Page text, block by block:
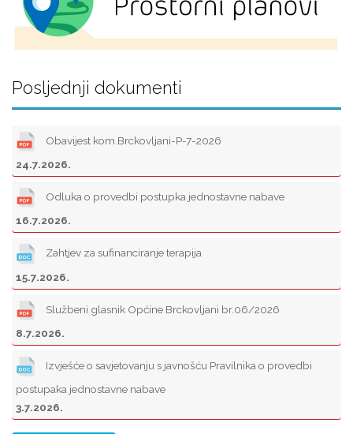
Posljednji dokumenti
Obavijest kom.Brckovljani-P-7-2026
24.7.2026.
Odluka o provedbi postupka jednostavne nabave
16.7.2026.
Zahtjev za sufinanciranje terapija
15.7.2026.
Službeni glasnik Općine Brckovljani br.06/2026
8.7.2026.
Izvješće o savjetovanju s javnošću Pravilnika o provedbi
postupaka jednostavne nabave
3.7.2026.